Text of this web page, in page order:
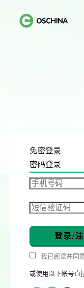
免密登录
密码登录
登录/
我已阅读并同
或使用以下帐号直